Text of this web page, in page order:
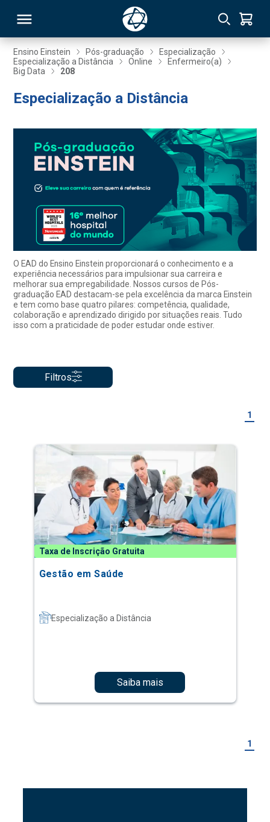
Ensino Einstein Pós-graduação
Especialização
Especialização a Distância
Online
Enfermeiro(a)
Big Data
208
Especialização a Distância
O EAD do Ensino Einstein proporcionará o conhecimento e a
experiência necessários para impulsionar sua carreira e
melhorar sua empregabilidade. Nossos cursos de Pós-
graduação EAD destacam-se pela excelência da marca Einstein
e tem como base quatro pilares: competência, qualidade,
colaboração e aprendizado dirigido por situações reais. Tudo
isso com a praticidade de poder estudar onde estiver.
Filtros
1
Taxa de Inscrição Gratuita
Gestão em Saúde
Especialização a Distância
Saiba mais
1